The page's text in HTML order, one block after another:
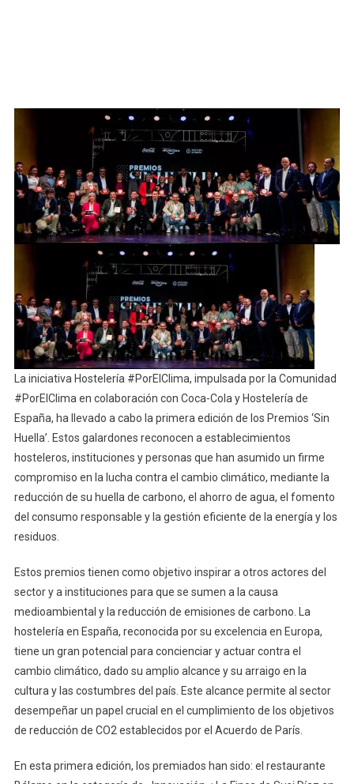
La iniciativa Hostelería #PorElClima, impulsada por la Comunidad
#PorElClima en colaboración con Coca-Cola y Hostelería de
España, ha llevado a cabo la primera edición de los Premios ‘Sin
Huella’. Estos galardones reconocen a establecimientos
hosteleros, instituciones y personas que han asumido un firme
compromiso en la lucha contra el cambio climático, mediante la
reducción de su huella de carbono, el ahorro de agua, el fomento
del consumo responsable y la gestión eficiente de la energía y los
residuos.
Estos premios tienen como objetivo inspirar a otros actores del
sector y a instituciones para que se sumen a la causa
medioambiental y la reducción de emisiones de carbono. La
hostelería en España, reconocida por su excelencia en Europa,
tiene un gran potencial para concienciar y actuar contra el
cambio climático, dado su amplio alcance y su arraigo en la
cultura y las costumbres del país. Este alcance permite al sector
desempeñar un papel crucial en el cumplimiento de los objetivos
de reducción de CO2 establecidos por el Acuerdo de París.
En esta primera edición, los premiados han sido: el restaurante